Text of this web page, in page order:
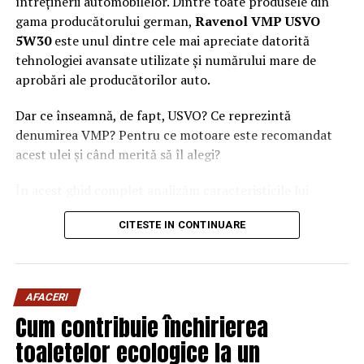
gama producătorului german, Ravenol VMP USVO
5W30este unul dintre cele mai apreciate datorită
tehnologiei avansate utilizate și numărului mare de
aprobări ale producătorilor auto.
Dar ce înseamnă, de fapt, USVO? Ce reprezintă
denumirea VMP? Pentru ce motoare este recomandat
acest ulei și când merită să îl alegi?
Ravenol VMP USVO 5W30 și explicăm de ce este
considerat unul dintre cele mai performante uleiuri de
Ravenol este un producător german de lubrifianți
fondat în anul 1946 și recunoscut la nivel internațional
pentru dezvoltarea deuleiuri de motor premium
CITESTE IN CONTINUARE
AFACERI
Cum contribuie închirierea
toaletelor ecologice la un